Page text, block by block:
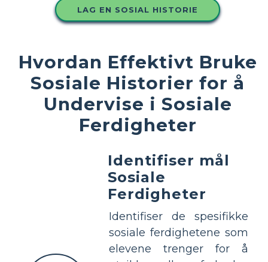
LAG EN SOSIAL HISTORIE
Hvordan Effektivt Bruke
Sosiale Historier for å
Undervise i Sosiale
Ferdigheter
Identifiser mål
Sosiale
Ferdigheter
Identifiser de spesifikke
sosiale ferdighetene som
elevene trenger for å